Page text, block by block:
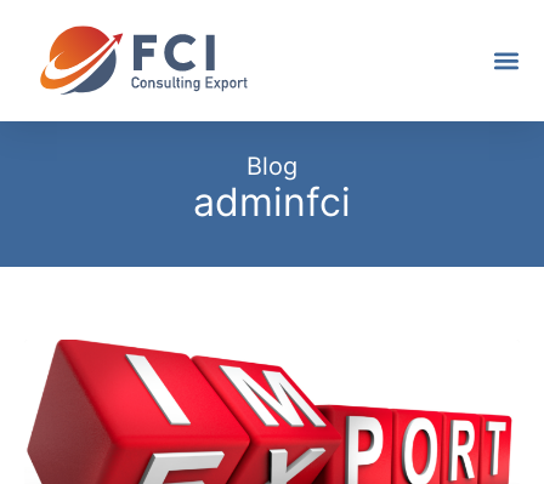
Blog
adminfci